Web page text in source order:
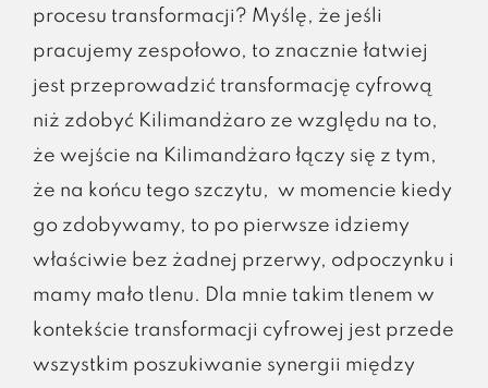
procesu transformacji? Myślę, że jeśli
pracujemy zespołowo, to znacznie łatwiej
jest przeprowadzić transformację cyfrową
niż zdobyć Kilimandżaro ze względu na to,
że wejście na Kilimandżaro łączy się z tym,
że na końcu tego szczytu, w momencie kiedy
go zdobywamy, to po pierwsze idziemy
właściwie bez żadnej przerwy, odpoczynku i
mamy mało tlenu. Dla mnie takim tlenem w
kontekście transformacji cyfrowej jest przede
wszystkim poszukiwanie synergii między